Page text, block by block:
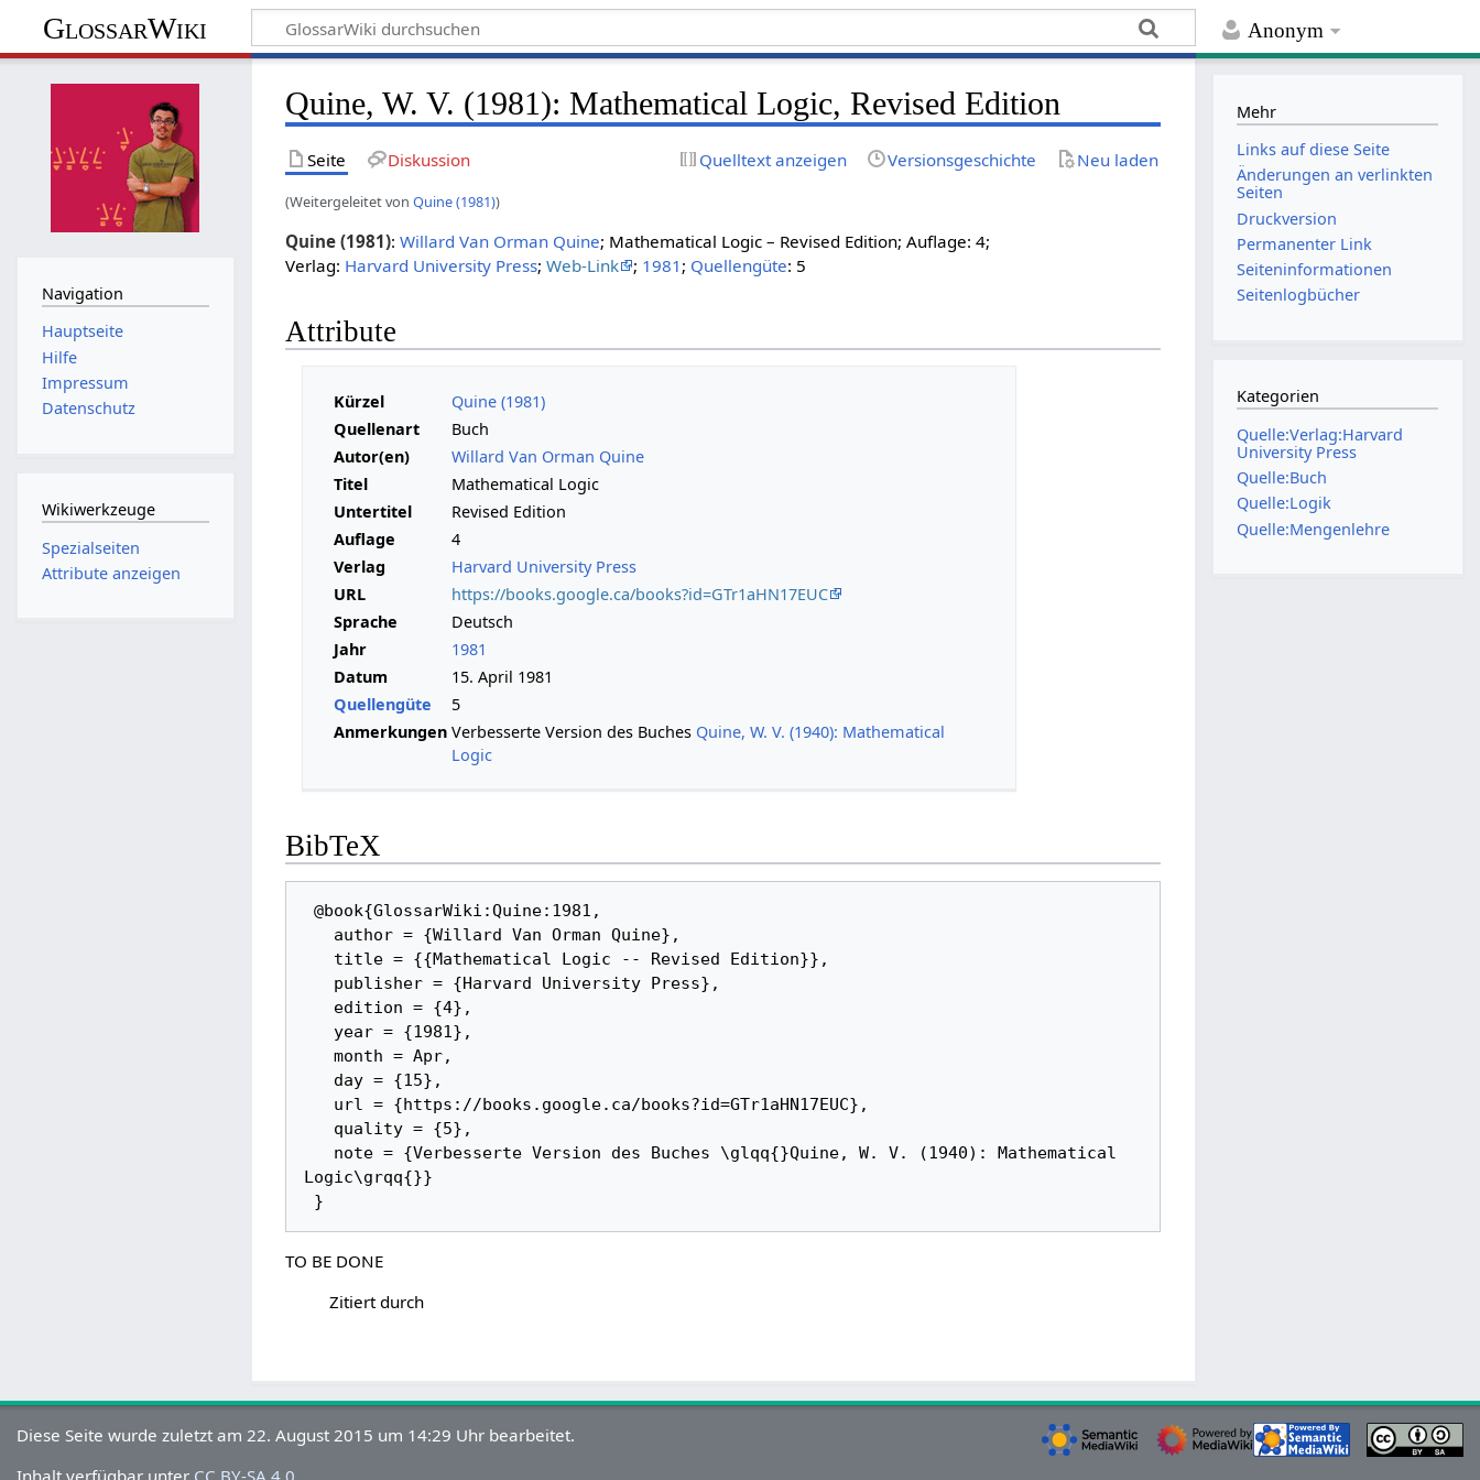
Anonym
GlossarWiki
Quine, W. V. (1981): Mathematical Logic, Revised Edition
Seite Diskussion Quelltext anzeigen Versionsgeschichte Neu laden
(Weitergeleitet vonQuine (1981))
Quine (1981):Willard Van Orman Quine; Mathematical Logic – Revised Edition; Auflage: 4;
Verlag: Harvard University Press;Web-Link ; 1981 ; Quellengüte: 5
Attribute
Kürzel
Quine (1981)
Quellenart
Buch
Autor(en)
Willard Van Orman Quine
Titel
Mathematical Logic
Untertitel
Revised Edition
Auflage
4
Verlag
Harvard University Press
URL
https://books.google.ca/books?id=GTr1aHN17EUC
Sprache
Deutsch
Jahr
1981
Datum
15. April 1981
Quellengüte
5
Anmerkungen Verbesserte Version des Buches Quine, W. V. (1940): Mathematical
Logic
BibTeX
Logic\grqq{}}
TO BE DONE
Zitiert durch
Navigation
Hauptseite
Hilfe
Impressum
Datenschutz
Wikiwerkzeuge
Spezialseiten
Attribute anzeigen
Mehr
Links auf diese Seite
Änderungen an verlinkten
Seiten
Druckversion
Permanenter Link
Seiten­­informationen
Seitenlogbücher
Kategorien
Quelle:Verlag:Harvard
University Press
Quelle:Buch
Quelle:Logik
Quelle:Mengenlehre
Diese Seite wurde zuletzt am 22. August 2015 um 14:29 Uhr bearbeitet.